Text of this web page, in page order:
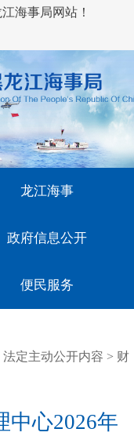
海事局网站！
龙江海事
政府信息公开
便民服务
法定主动公开内容 > 财
中心2026年